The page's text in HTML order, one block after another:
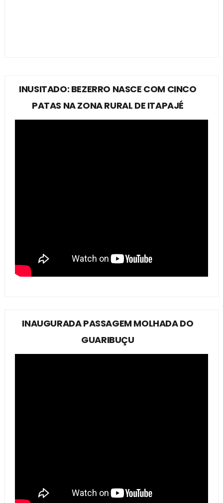
INUSITADO: BEZERRO NASCE COM CINCO
PATAS NA ZONA RURAL DE ITAPAJÉ
INAUGURADA PASSAGEM MOLHADA DO
GUARIBUÇU